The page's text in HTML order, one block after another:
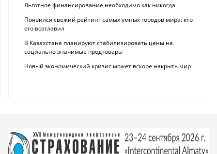
Льготное финансирование необходимо как никогда
Появился свежий рейтинг самых умных городов мира: кто
его возглавил
В Казахстане планируют стабилизировать цены на
социально значимые продтовары
Новый экономический кризис может вскоре накрыть мир